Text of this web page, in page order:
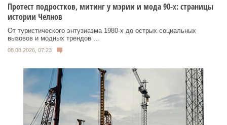
Протест подростков, митинг у мэрии и мода 90-х: страницы
истории Челнов
От туристического энтузиазма 1980‑х до острых социальных
вызовов и модных трендов ...
08.08.2026, 07:23